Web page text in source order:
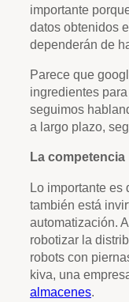
importante
datos obtenidos
dependerán de
Parece que
ingredientes
seguimos
a largo plazo,
La competencia
Lo importante es
también está
automatización.
robotizar la
robots con
kiva, una
almacenes.